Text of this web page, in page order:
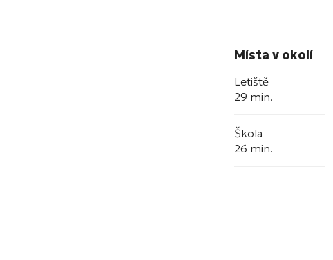
Místa v okolí
Letiště
29 min.
Škola
26 min.